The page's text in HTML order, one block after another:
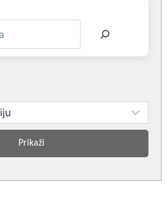
Prikaži